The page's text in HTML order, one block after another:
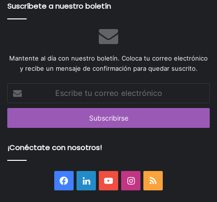
Suscríbete a nuestro boletín
Mantente al día con nuestro boletín. Coloca tu correo electrónico
y recibe un mensaje de confirmación para quedar suscrito.
Escribe
tu
correo
¡Conéctate con nosotros!
Facebook
LinkedInYouTubeInstagram